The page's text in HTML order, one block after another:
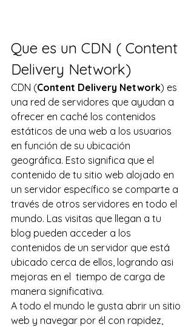
Que es un CDN ( Content
Delivery Network)
CDN (Content Delivery Network) es
una red de servidores que ayudan a
ofrecer en caché los contenidos
estáticos de una web a los usuarios
en función de su ubicación
geográfica. Esto significa que el
contenido de tu sitio web alojado en
un servidor específico se comparte a
través de otros servidores en todo el
mundo. Las visitas que llegan a tu
blog pueden acceder a los
contenidos de un servidor que está
ubicado cerca de ellos, logrando asi
mejoras en el  tiempo de carga de
manera significativa.
A todo el mundo le gusta abrir un sitio
web y navegar por él con rapidez,